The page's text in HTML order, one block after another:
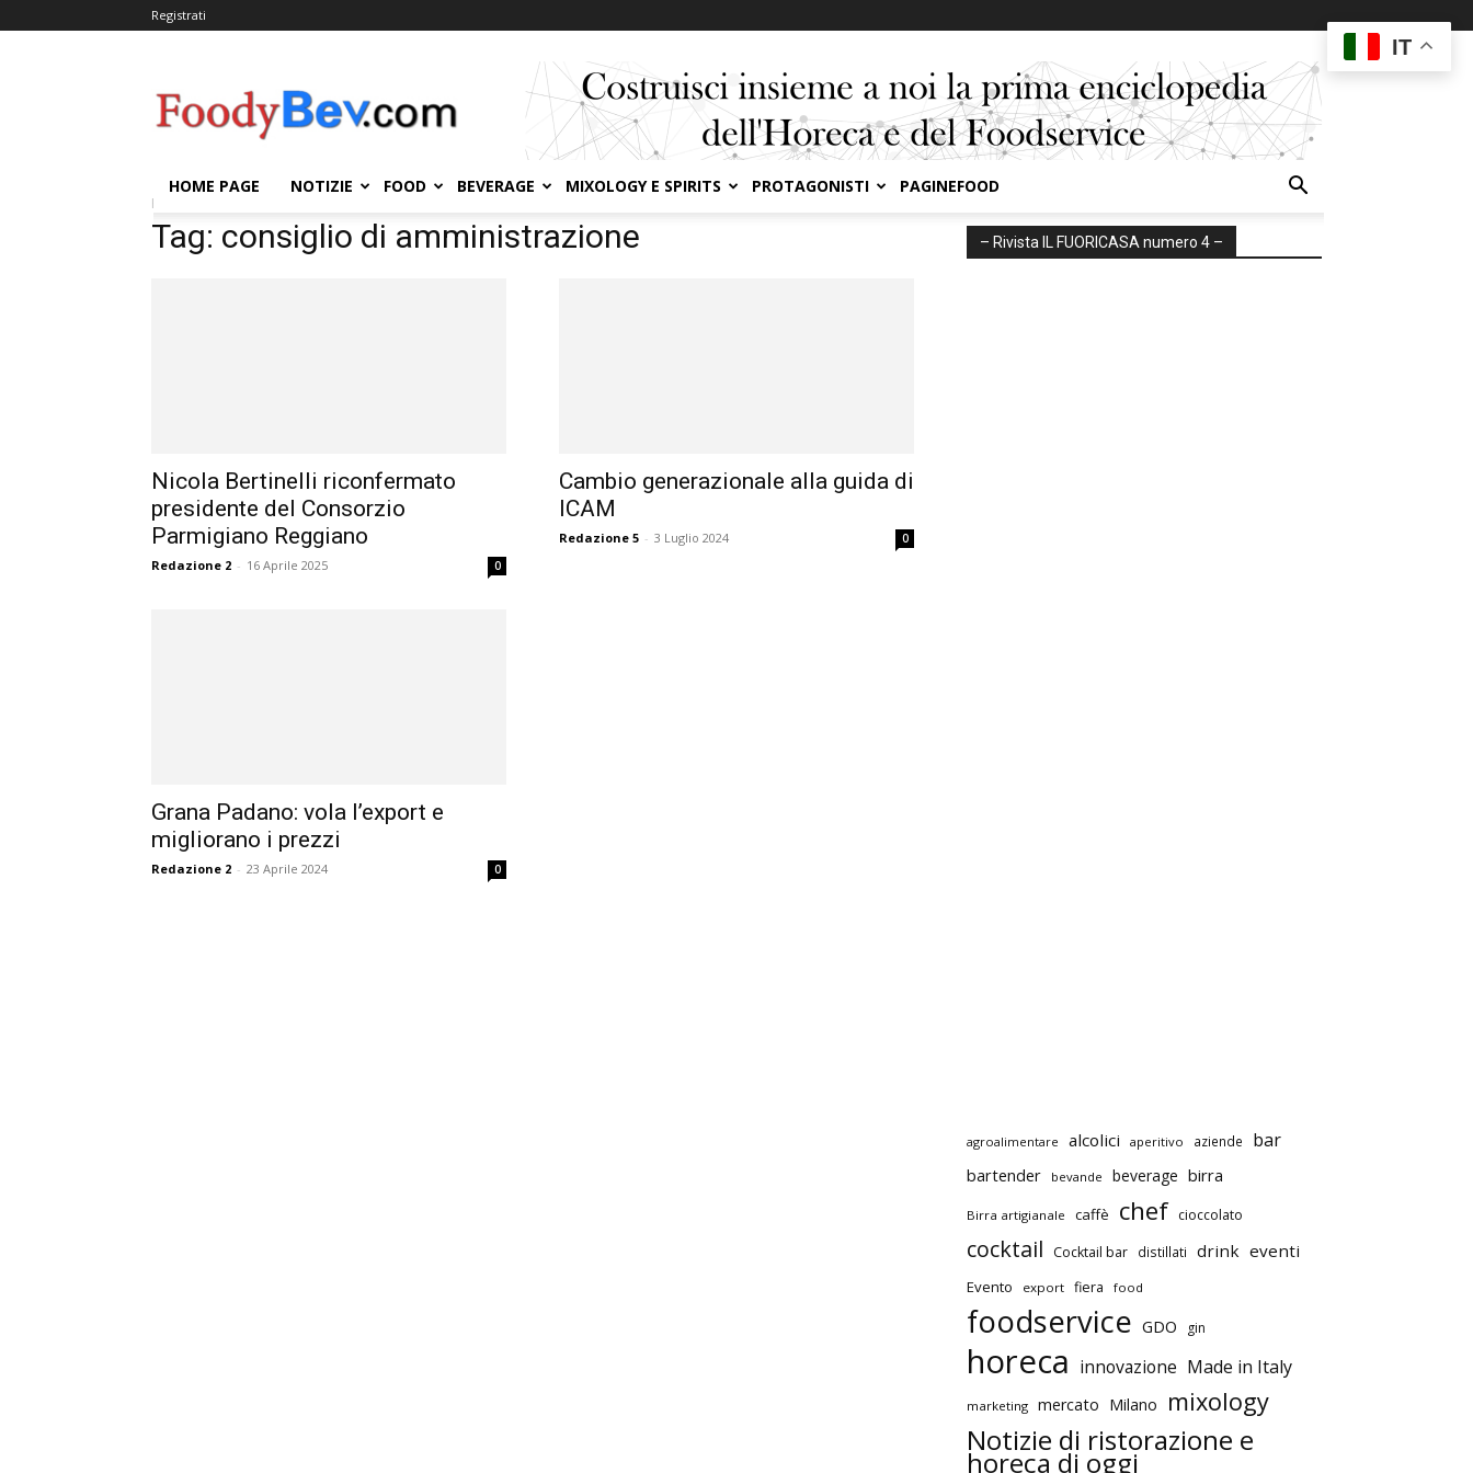
Registrati
HOME PAGE NOTIZIE FOOD BEVERAGE MIXOLOGY E SPIRITS PROTAGONISTI PAGINEFOOD
Home
Tag: consiglio di amministrazione
Nicola Bertinelli riconfermato
presidente del Consorzio
Parmigiano Reggiano
Redazione 2 - 16 Aprile 2025 0
Cambio generazionale alla guida di
ICAM
Redazione 5 - 3 Luglio 2024 0
Grana Padano: vola l’export e
migliorano i prezzi
Redazione 2 - 23 Aprile 2024 0
– Rivista IL FUORICASA numero 4 –
agroalimentare alcolici aperitivo aziende bar
bartender bevande beverage birra
Birra artigianale caffè chef cioccolato
cocktail Cocktail bar distillati drink eventi
Evento export fiera food
foodservice GDO gin
horeca innovazione Made in Italy
marketing mercato Milano mixology
Notizie di ristorazione e
horeca di oggi
IT